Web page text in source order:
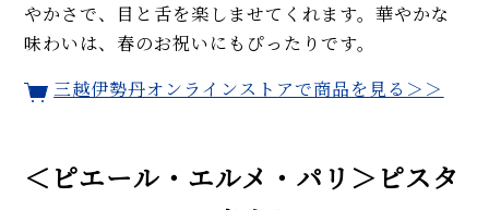
やかさで、目と舌を楽しませてくれます。華やかな
味わいは、春のお祝いにもぴったりです。
三越伊勢丹オンラインストアで商品を見る＞＞
＜ピエール・エルメ・パリ＞ピスタ